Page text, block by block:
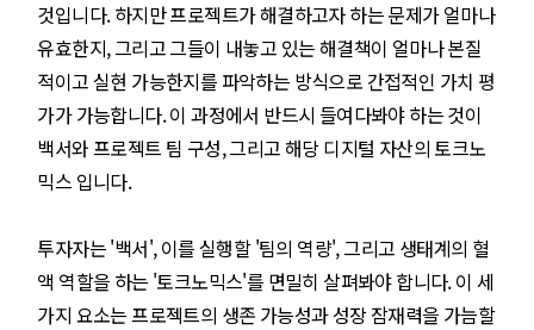
것입니다. 하지만 프로젝트가 해결하고자 하는 문제가 얼마나
유효한지, 그리고 그들이 내놓고 있는 해결책이 얼마나 본질
적이고 실현 가능한지를 파악하는 방식으로 간접적인 가치 평
가가 가능합니다. 이 과정에서 반드시 들여다봐야 하는 것이
백서와 프로젝트 팀 구성, 그리고 해당 디지털 자산의 토크노
믹스 입니다.
투자자는 '백서', 이를 실행할 '팀의 역량', 그리고 생태계의 혈
액 역할을 하는 '토크노믹스'를 면밀히 살펴봐야 합니다. 이 세
가지 요소는 프로젝트의 생존 가능성과 성장 잠재력을 가늠할